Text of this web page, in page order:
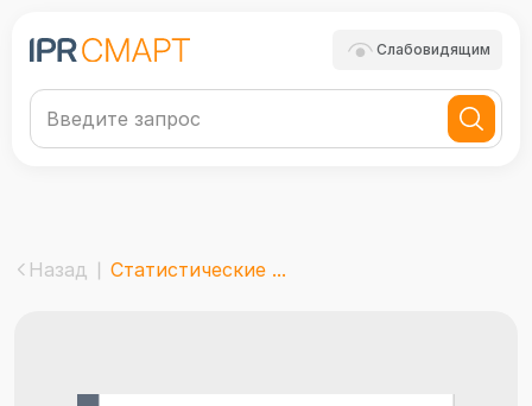
Слабовидящим
Назад Статистические ...